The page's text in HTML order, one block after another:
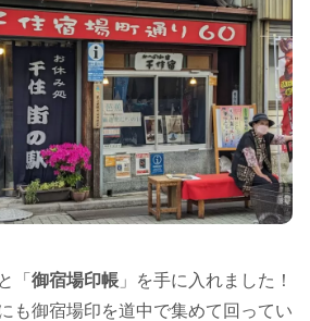
「 御宿場印帳 」を手に入れました！
も御宿場印を道中で集めて回ってい